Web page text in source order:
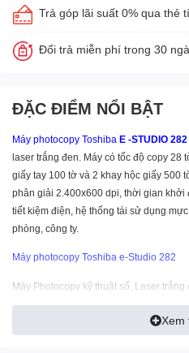
Trả góp lãi suất 0% qua thẻ
Đổi trả miễn phí trong 30
ĐẶC ĐIỂM NỔI BẬT
Máy photocopy Toshiba E -STUDIO 282
laser trắng đen. Máy có tốc độ copy 28
giấy tay 100 tờ và 2 khay hộc giấy 500
phân giải 2.400x600 dpi, thời gian khởi
tiết kiệm điện, hệ thống tái sử dụng
phòng, công ty.
Máy photocopy Toshiba e-Studio 282
Máy Photocopy kỹ thuật số, Laser trắng
Bộ tự động đảo mặt bản sao (Duplex)Xem